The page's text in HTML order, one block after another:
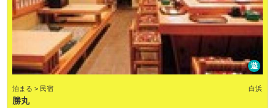
遊
泊まる > 民宿 白浜
勝丸